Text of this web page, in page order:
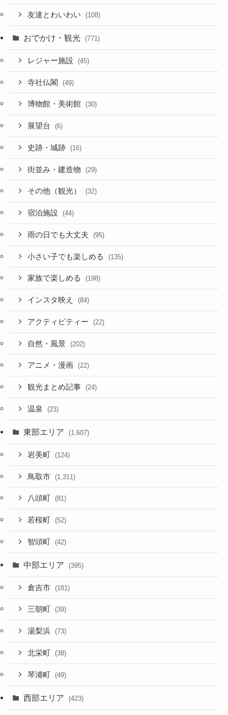
友達とわいわい (108)
おでかけ・観光 (771)
レジャー施設 (45)
寺社仏閣 (49)
博物館・美術館 (30)
展望台 (6)
史跡・城跡 (16)
街並み・建造物 (29)
その他（観光） (32)
宿泊施設 (44)
雨の日でも大丈夫 (95)
小さい子でも楽しめる (135)
家族で楽しめる (198)
インスタ映え (84)
アクティビティー (22)
自然・風景 (202)
アニメ・漫画 (22)
観光まとめ記事 (24)
温泉 (23)
東部エリア (1,607)
岩美町 (124)
鳥取市 (1,311)
八頭町 (81)
若桜町 (52)
智頭町 (42)
中部エリア (395)
倉吉市 (181)
三朝町 (39)
湯梨浜 (73)
北栄町 (38)
琴浦町 (49)
西部エリア (423)